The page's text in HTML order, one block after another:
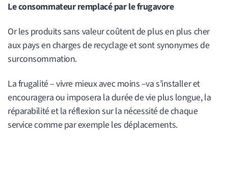
Le consommateur remplacé par le frugavore
Or les produits sans valeur coûtent de plus en plus cher
aux pays en charges de recyclage et sont synonymes de
surconsommation.
La frugalité – vivre mieux avec moins –va s’installer et
encouragera ou imposera la durée de vie plus longue, la
réparabilité et la réflexion sur la nécessité de chaque
service comme par exemple les déplacements.